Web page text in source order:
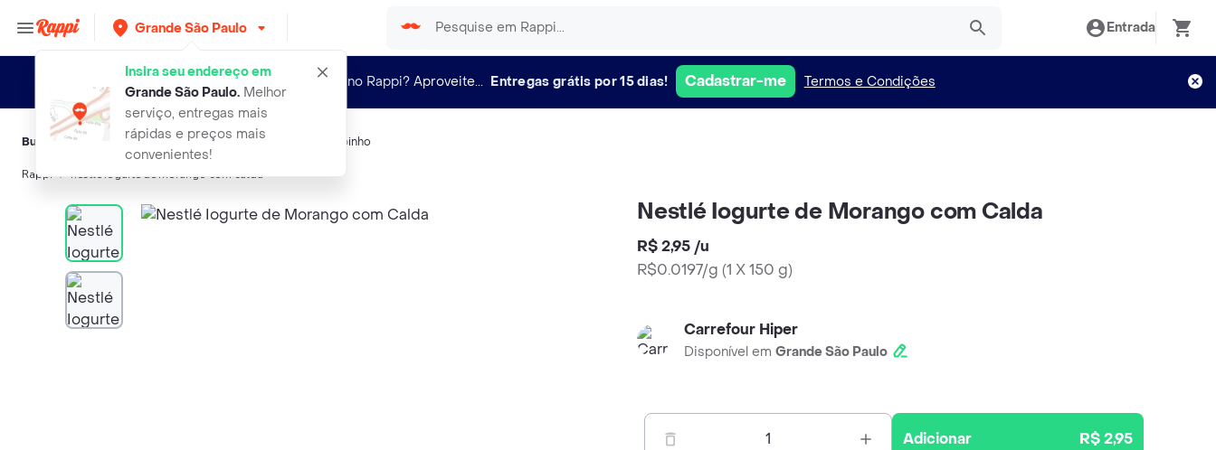
Grande São Paulo
Insira seu endereço em
Grande São Paulo.Melhor
serviço, entregas mais
rápidas e preços mais
convenientes!
Entrada
Novo no Rappi? Aproveite... Entregas grátis por 15 dias! Cadastrar-me Termos e Condições
Buscas relacionadas:Iogurte, Nestlé,Batavo, Chambinho
Rappi nestle iogurte de morango com calda
Nestlé Iogurte de Morango com Calda
R$ 2,95 /u
R$0.0197/g (1 X 150 g)
Carrefour Hiper
Disponível em Grande São Paulo
1 Adicionar R$ 2,95